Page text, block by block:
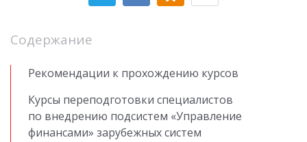
Содержание
Рекомендации к прохождению курсов
Курсы переподготовки специалистов
по внедрению подсистем «Управление
финансами» зарубежных систем